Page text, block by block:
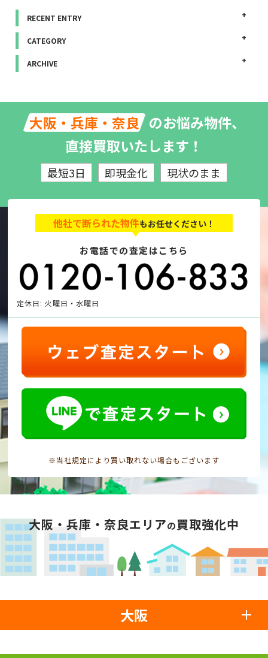
RECENT ENTRY
CATEGORY
ARCHIVE
大阪・兵庫・奈良 のお悩み物件、
直接買取いたします！
最短3日 即現金化 現状のまま
他社で断られた物件もお任せください！
お電話での査定はこちら
定休日: 火曜日・水曜日
※当社規定により買い取れない場合もございます
大阪・兵庫・奈良エリアの買取強化中
大阪